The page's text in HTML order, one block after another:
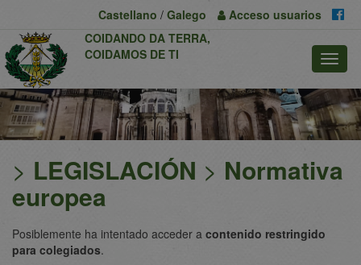
Castellano / Galego Acceso usuarios
COIDANDO DA TERRA,
COIDAMOS DE TI
> LEGISLACIÓN > Normativa
europea
Posiblemente ha intentado acceder a contenido restringido
para colegiados.